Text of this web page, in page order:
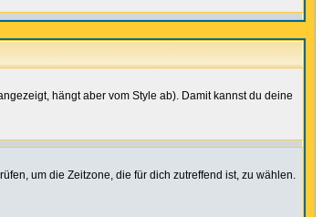
hängt aber vom Style ab). Damit kannst du deine
um die Zeitzone, die für dich zutreffend ist, zu wählen.